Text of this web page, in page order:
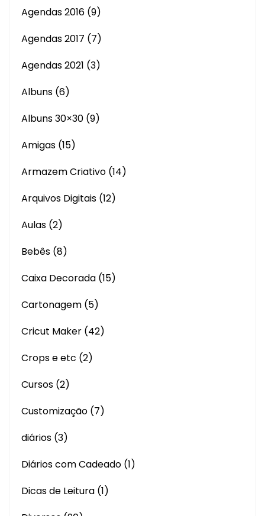
Agendas 2016 (9)
Agendas 2017 (7)
Agendas 2021 (3)
Albuns (6)
Albuns 30×30 (9)
Amigas (15)
Armazem Criativo (14)
Arquivos Digitais (12)
Aulas (2)
Bebês (8)
Caixa Decorada (15)
Cartonagem (5)
Cricut Maker (42)
Crops e etc (2)
Cursos (2)
Customização (7)
diários (3)
Diários com Cadeado (1)
Dicas de Leitura (1)